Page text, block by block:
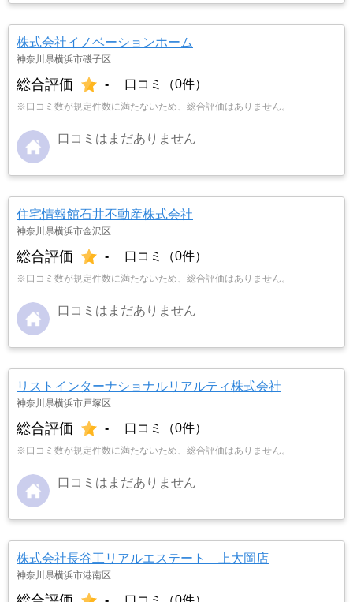
株式会社イノベーションホーム
神奈川県横浜市磯子区
総合評価 - 口コミ（0件）
※口コミ数が規定件数に満たないため、総合評価はありません。
口コミはまだありません
住宅情報館石井不動産株式会社
神奈川県横浜市金沢区
総合評価 - 口コミ（0件）
※口コミ数が規定件数に満たないため、総合評価はありません。
口コミはまだありません
リストインターナショナルリアルティ株式会社
神奈川県横浜市戸塚区
総合評価 - 口コミ（0件）
※口コミ数が規定件数に満たないため、総合評価はありません。
口コミはまだありません
株式会社長谷工リアルエステート 上大岡店
神奈川県横浜市港南区